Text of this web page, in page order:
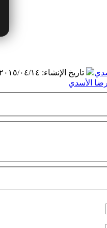
تاريخ الإنشاء: ٢٠١٥/٠٤/
الأسدي